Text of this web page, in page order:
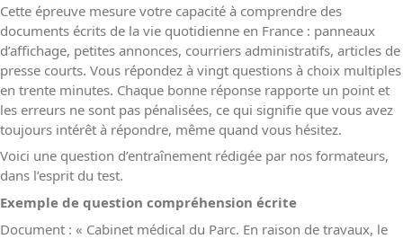
Cette épreuve mesure votre capacité à comprendre des
documents écrits de la vie quotidienne en France : panneaux
d’affichage, petites annonces, courriers administratifs, articles de
presse courts. Vous répondez à vingt questions à choix multiples
en trente minutes. Chaque bonne réponse rapporte un point et
les erreurs ne sont pas pénalisées, ce qui signifie que vous avez
toujours intérêt à répondre, même quand vous hésitez.
Voici une question d’entraînement rédigée par nos formateurs,
dans l’esprit du test.
Exemple de question compréhension écrite
Document : « Cabinet médical du Parc. En raison de travaux, le